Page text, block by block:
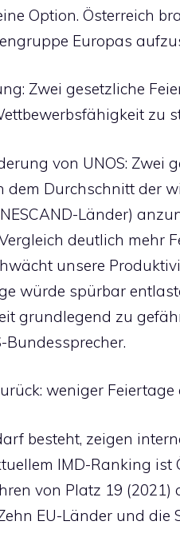
Option. Österreich
Europas
Zwei gesetzliche
zu
von UNOS: Zwei
dem Durchschnitt der
Länder)
deutlich mehr
unsere
würde spürbar
grundlegend zu
Bundessprecher.
weniger
besteht, zeigen
IMD-Ranking ist
von Platz 19 (2021)
EU-Länder und die